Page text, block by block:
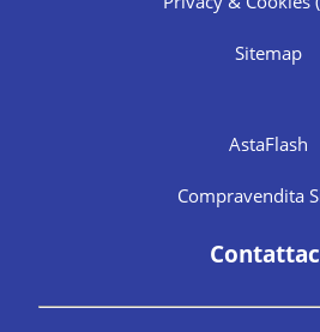
Sitemap
AstaFlash
Compravendita